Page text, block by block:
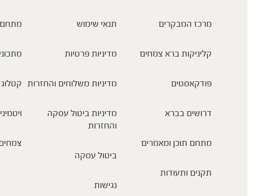
מרכז המבקרים
קליניקות ברא צמחים
פודקאסטים
דרושים בברא
מתחם תוכן ומאמרים
תקנים ותעודות
תנאי שימוש
מדיניות פרטיות
מדיניות משלוחים והחזרות
מדיניות ביטול עסקה
והחזרות
ביטול עסקה
נגישות
מתחם